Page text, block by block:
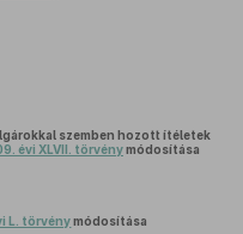
szemben hozott ítéletek
évi XLVII. törvénymódosítása
L. törvénymódosítása